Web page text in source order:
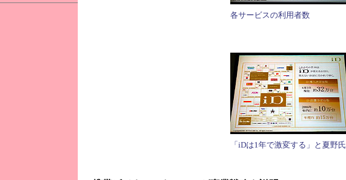
各サービスの利用者数
「iDは1年で激変する」と夏野氏